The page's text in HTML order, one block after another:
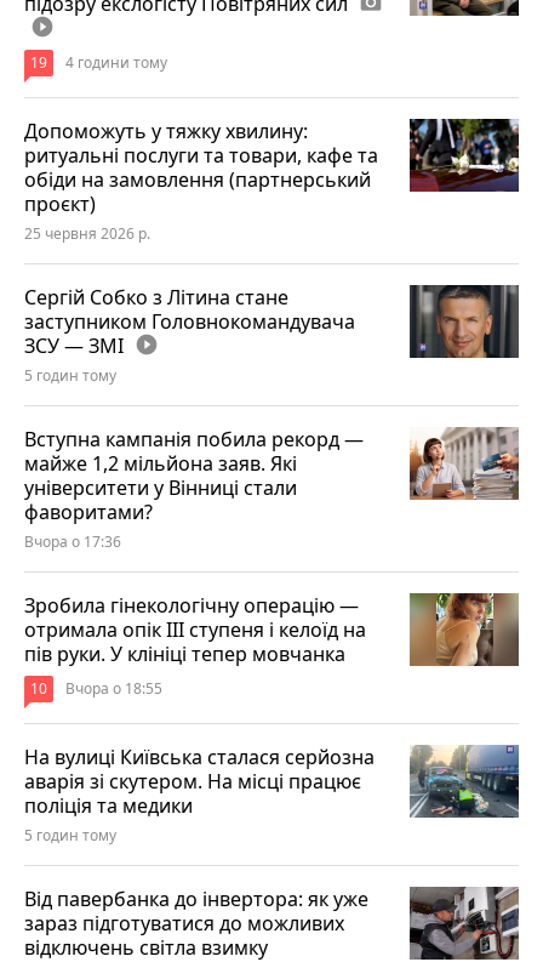
play_circle_filled
19 4 години тому
Допоможуть у тяжку хвилину:
ритуальні послуги та товари, кафе та
обіди на замовлення (партнерський
проєкт)
25 червня 2026 р.
Сергій Собко з Літина стане
заступником Головнокомандувача
ЗСУ — ЗМІ play_circle_filled
5 годин тому
Вступна кампанія побила рекорд —
майже 1,2 мільйона заяв. Які
університети у Вінниці стали
фаворитами?
Вчора о 17:36
Зробила гінекологічну операцію —
отримала опік ІІІ ступеня і келоїд на
пів руки. У клініці тепер мовчанка
10 Вчора о 18:55
На вулиці Київська сталася серйозна
аварія зі скутером. На місці працює
поліція та медики
5 годин тому
Від павербанка до інвертора: як уже
зараз підготуватися до можливих
відключень світла взимку